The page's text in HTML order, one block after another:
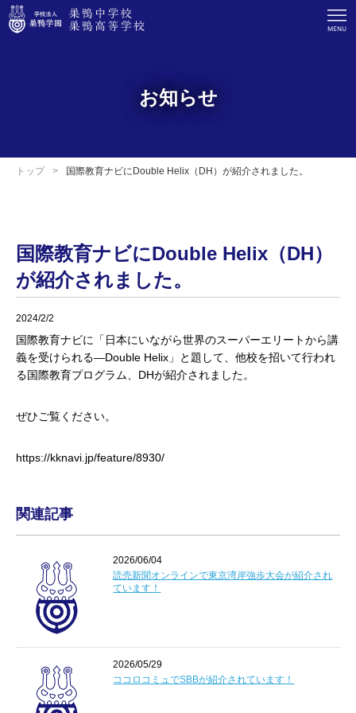
お知らせ
トップ 国際教育ナビにDouble Helix（DH）が紹介されました。
国際教育ナビにDouble Helix（DH）
が紹介されました。
2024/2/2
国際教育ナビに「日本にいながら世界のスーパーエリートから講
義を受けられる―Double Helix」と題して、他校を招いて行われ
る国際教育プログラム、DHが紹介されました。
ぜひご覧ください。
https://kknavi.jp/feature/8930/
関連記事
2026/06/04
読売新聞オンラインで東京湾岸強歩大会が紹介され
ています！
2026/05/29
ココロコミュでSBBが紹介されています！